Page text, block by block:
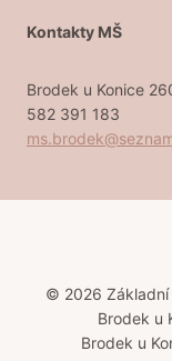
Kontakty MŠ
Brodek u Konice
582 391 183
© 2026 Základní
Brodek u
Brodek u